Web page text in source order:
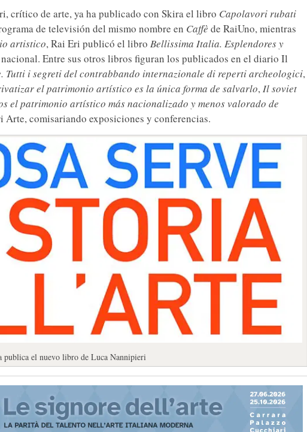
crítico de arte, ya ha publicado con Skira el libro Capolavori rubati
de televisión del mismo nombre en Caffè de RaiUno, mientras
artistico, Rai Eri publicó el libro Bellissima Italia. Esplendores y
Entre sus otros libros figuran los publicados en el diario Il
Tutti i segreti del contrabbando internazionale di reperti archeologici,
el patrimonio artístico es la única forma de salvarlo,Il soviet
el patrimonio artístico más nacionalizado y menos valorado de
comisariando exposiciones y conferencias.
publica el nuevo libro de Luca Nannipieri